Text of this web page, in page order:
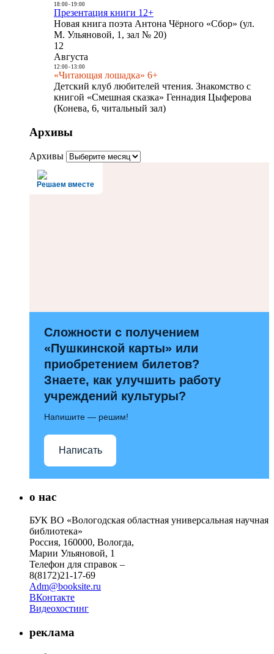
18:00- 19:00
Презентация книги 12+
Новая книга поэта Антона Чёрного «Сбор» (ул.
М. Ульяновой, 1, зал № 20)
12
Августа
12:00- 13:00
«Читающая лошадка» 6+
Детский клуб любителей чтения. Знакомство с
книгой «Смешная сказка» Геннадия Цыферова
(Конева, 6, читальный зал)
Архивы
Архивы
Решаем вместе
Сложности с получением
«Пушкинской карты» или
приобретением билетов?
Знаете, как улучшить работу
учреждений культуры?
Напишите — решим!
Написать
о нас
БУК ВО «Вологодская областная универсальная научная
библиотека»
Россия, 160000, Вологда,
Марии Ульяновой, 1
Телефон для справок –
8(8172)21-17-69
Adm@booksite.ru
ВКонтакте
Видеохостинг
реклама